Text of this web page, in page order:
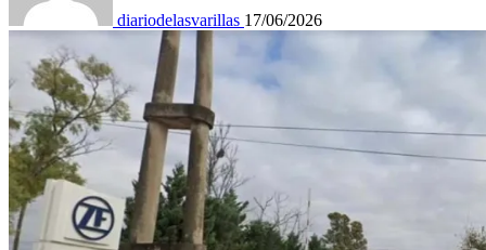
diariodelasvarillas 17/06/2026